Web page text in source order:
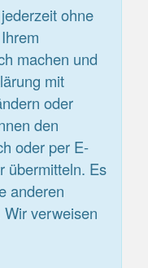
ohne
machen und
mit
oder
den
oder per E-
übermitteln. Es
anderen
verweisen